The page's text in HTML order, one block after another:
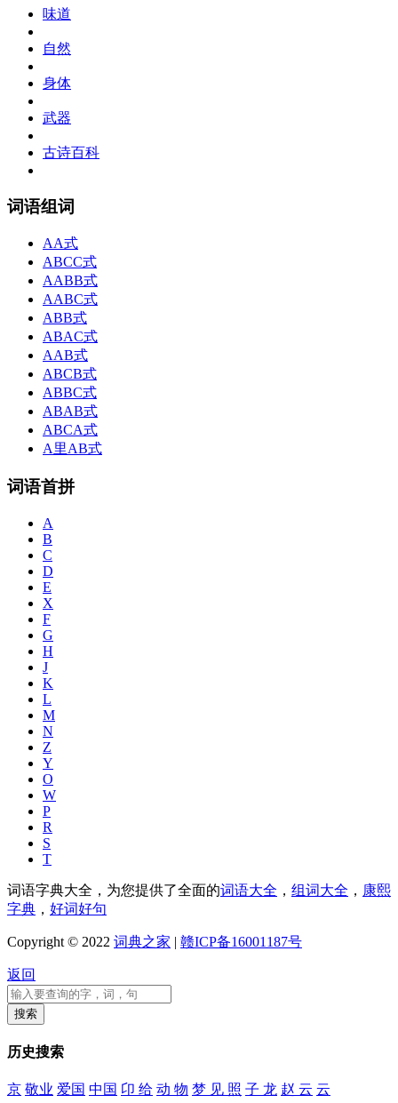
味道
自然
身体
武器
古诗百科
词语组词
AA式
ABCC式
AABB式
AABC式
ABB式
ABAC式
AAB式
ABCB式
ABBC式
ABAB式
ABCA式
A里AB式
词语首拼
A
B
C
D
E
X
F
G
H
J
K
L
M
N
Z
Y
O
W
P
R
S
T
词语字典大全，为您提供了全面的词语大全 ， 组词大全 ， 康熙
字典 ， 好词好句
Copyright © 2022 词典之家 | 赣ICP备16001187号
返回
历史搜索
京 敬业 爱国 中国 卬 给 动 物 梦 见 照 子 龙 赵 云 云